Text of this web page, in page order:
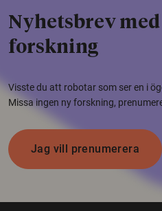
Nyhetsbrev
forskning
Visste du att robotar som ser en i
Missa ingen ny forskning,
Jag vill prenumerera